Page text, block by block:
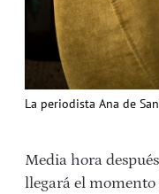
La periodista Ana de
Media hora
llegará el